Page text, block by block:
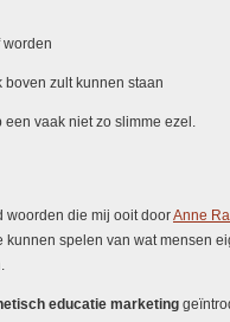
worden
zult kunnen staan
vaak niet zo slimme ezel.
woorden die mij ooit doorAnne
kunnen spelen van wat mensen
educatie marketing